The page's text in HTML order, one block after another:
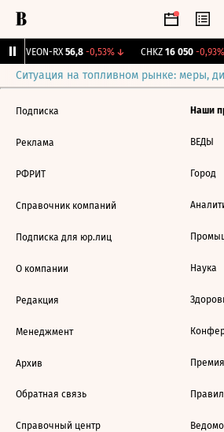
VEON-RX 56,8 -0,53%↓ CHKZ 16 050 -0,93%
Ситуация на топливном рынке: меры,
Подписка
Реклама
РФРИТ
Справочник компаний
Подписка для юр.лиц
О компании
Редакция
Менеджмент
Архив
Обратная связь
Справочный центр
Наши
ВЕДЫ
Город
Наука